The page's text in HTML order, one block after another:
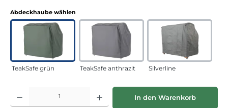
Abdeckhaube wählen
TeakSafe grün TeakSafe anthrazit Silverline
Produkt Anzahl: Gib den gewünschten Wert ein oder benutze die
In den Warenkorb